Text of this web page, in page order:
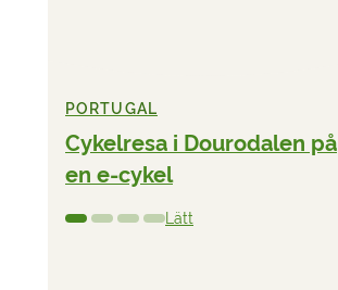
PORTUGAL
Cykelresa i Dourodalen på
en e-cykel
Lätt